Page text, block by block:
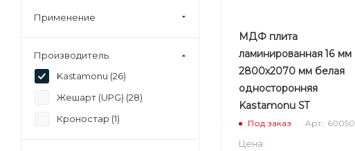
МДФ плита
ламинированная 16 мм
2800х2070 мм белая
односторонняя
Kastamonu ST
Под заказ Арт.: 60050
Цена:
Применение
Производитель
Kastamonu (26)
Жешарт (UPG) (28)
Кроностар (1)